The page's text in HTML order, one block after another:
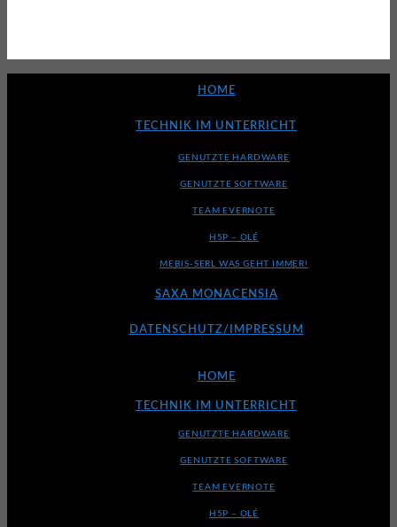
HOME
TECHNIK IM UNTERRICHT
GENUTZTE HARDWARE
GENUTZTE SOFTWARE
TEAM EVERNOTE
H5P – OLÉ
MEBIS-SERL WAS GEHT IMMER!
SAXA MONACENSIA
DATENSCHUTZ/IMPRESSUM
HOME
TECHNIK IM UNTERRICHT
GENUTZTE HARDWARE
GENUTZTE SOFTWARE
TEAM EVERNOTE
H5P – OLÉ